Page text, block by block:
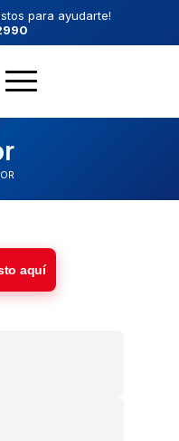
para ayudarte!
aquí